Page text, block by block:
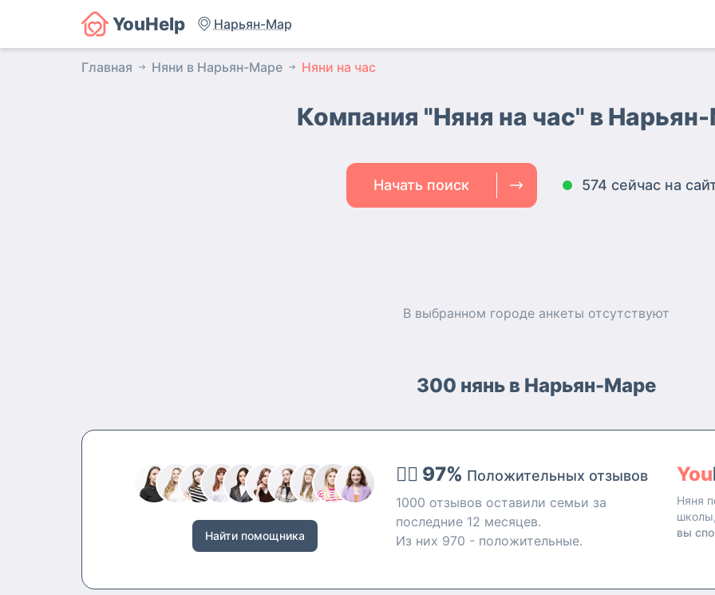
YouHelp Нарьян-Мар
Главная Няни в Нарьян-Маре Няни на час
Компания "Няня на час" в
Начать поиск 574 сейчас на
В выбранном городе анкеты отсутствуют
300 нянь в Нарьян-Маре
Найти помощника
👍🏻 97% Положительных отзывов
1000 отзывов оставили семьи за
последние 12 месяцев.
Из них 970 - положительные.
You
Няня
вы